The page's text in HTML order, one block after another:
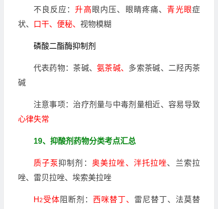
不良反应：升高 眼内压、眼睛疼痛、 青光眼症
状、
口干、便秘、 视物模糊
磷酸二酯酶抑制剂
代表药物：茶碱、氨茶碱、 多索茶碱、二羟丙茶
碱
注意事项：治疗剂量与中毒剂量相近、容易导致
心律失常
19、抑酸剂药物分类考点汇总
质子泵抑制剂： 奥美拉唑、泮托拉唑、兰索拉
唑、雷贝拉唑、埃索美拉唑
H 2 受体 阻断剂： 西咪替丁、 雷尼替丁、法莫替